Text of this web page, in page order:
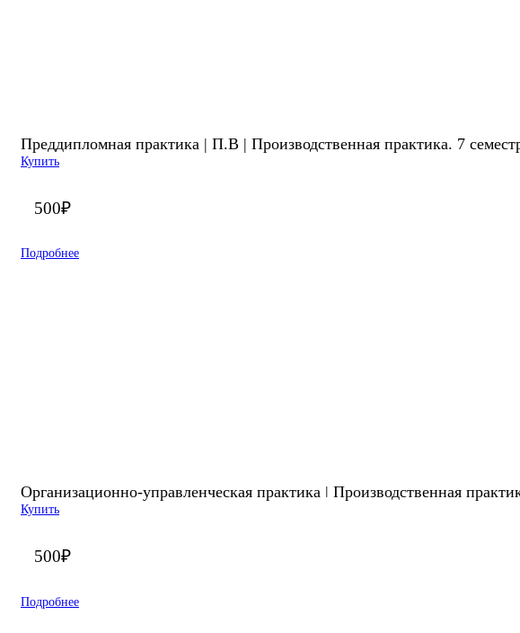
Преддипломная практика | П.В | Производственная практика. 7
Купить
500₽
Подробнее
Организационно-управленческая практика ǀ Производственная
Купить
500₽
Подробнее